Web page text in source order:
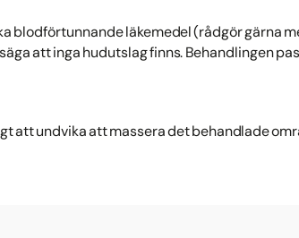
blodförtunnande läkemedel (rådgör gärna
att inga hudutslag finns. Behandlingen
att undvika att massera det behandlade